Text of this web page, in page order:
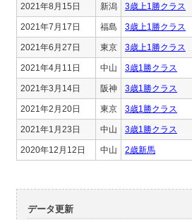
2021年8月15日 新潟 3歳上1勝クラス
2021年7月17日 福島 3歳上1勝クラス
2021年6月27日 東京 3歳上1勝クラス
2021年4月11日 中山 3歳1勝クラス
2021年3月14日 阪神 3歳1勝クラス
2021年2月20日 東京 3歳1勝クラス
2021年1月23日 中山 3歳1勝クラス
2020年12月12日 中山 2歳新馬
データ更新